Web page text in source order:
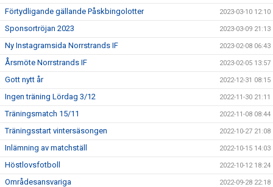
Förtydligande gällande Påskbingolotter 2023-03-10 12:10
Sponsortröjan 2023 2023-03-09 21:13
Ny Instagramsida Norrstrands IF 2023-02-08 06:43
Årsmöte Norrstrands IF 2023-02-05 13:57
Gott nytt år 2022-12-31 08:15
Ingen träning Lördag 3/12 2022-11-30 21:11
Träningsmatch 15/11 2022-11-08 08:44
Träningsstart vintersäsongen 2022-10-27 21:08
Inlämning av matchställ 2022-10-15 14:03
Höstlovsfotboll 2022-10-12 18:24
Områdesansvariga 2022-09-28 22:18